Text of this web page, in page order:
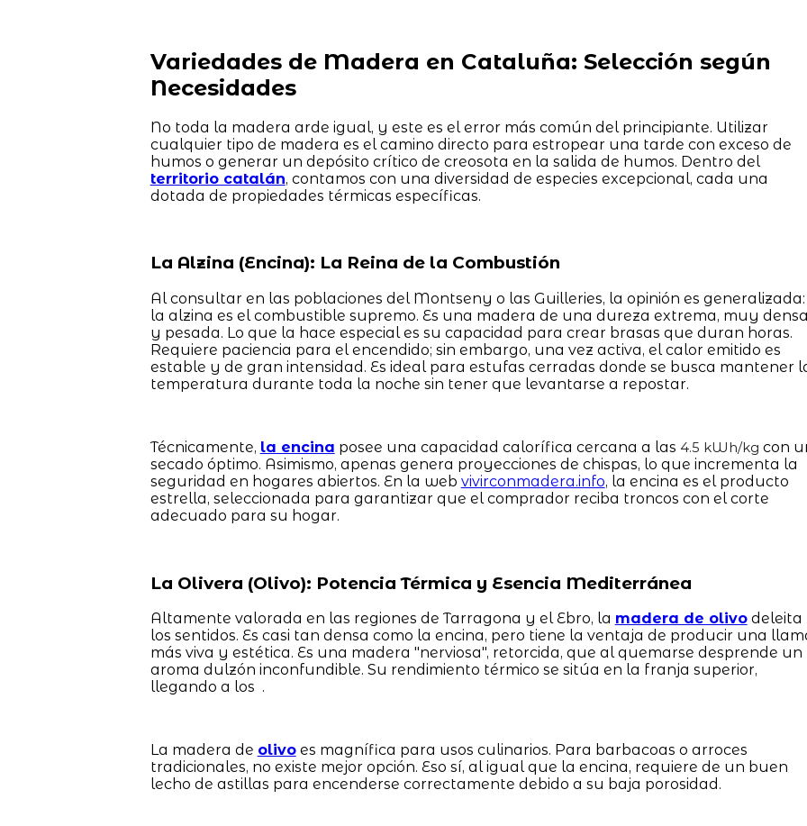
Variedades de Madera en Cataluña: Selección según
Necesidades
No toda la madera arde igual, y este es el error más común del principiante. Utilizar
cualquier tipo de madera es el camino directo para estropear una tarde con exceso de
humos o generar un depósito crítico de creosota en la salida de humos. Dentro del
territorio catalán, contamos con una diversidad de especies excepcional, cada una
dotada de propiedades térmicas específicas.
La Alzina (Encina): La Reina de la Combustión
Al consultar en las poblaciones del Montseny o las Guilleries, la opinión es generalizada:
la alzina es el combustible supremo. Es una madera de una dureza extrema, muy
y pesada. Lo que la hace especial es su capacidad para crear brasas que duran horas.
Requiere paciencia para el encendido; sin embargo, una vez activa, el calor emitido es
estable y de gran intensidad. Es ideal para estufas cerradas donde se busca mantener
temperatura durante toda la noche sin tener que levantarse a repostar.
Técnicamente, la encina posee una capacidad calorífica cercana a las 4.5 kWh/kg con
secado óptimo. Asimismo, apenas genera proyecciones de chispas, lo que incrementa la
seguridad en hogares abiertos. En la web vivirconmadera.info, la encina es el producto
estrella, seleccionada para garantizar que el comprador reciba troncos con el corte
adecuado para su hogar.
La Olivera (Olivo): Potencia Térmica y Esencia Mediterránea
Altamente valorada en las regiones de Tarragona y el Ebro, la madera de olivodeleita
los sentidos. Es casi tan densa como la encina, pero tiene la ventaja de producir una
más viva y estética. Es una madera "nerviosa", retorcida, que al quemarse desprende un
aroma dulzón inconfundible. Su rendimiento térmico se sitúa en la franja superior,
llegando a los .
La madera de olivoes magnífica para usos culinarios. Para barbacoas o arroces
tradicionales, no existe mejor opción. Eso sí, al igual que la encina, requiere de un buen
lecho de astillas para encenderse correctamente debido a su baja porosidad.